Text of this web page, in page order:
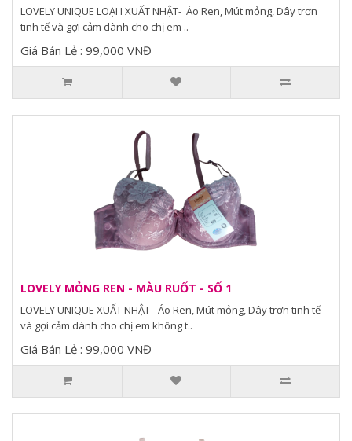
LOVELY UNIQUE LOẠI I XUẤT NHẬT- Áo Ren, Mút mỏng, Dây trơn
tinh tế và gợi cảm dành cho chị em ..
Giá Bán Lẻ : 99,000 VNĐ
LOVELY MỎNG REN - MÀU RUỐT - SỐ 1
LOVELY UNIQUE XUẤT NHẬT- Áo Ren, Mút mỏng, Dây trơn tinh tế
và gợi cảm dành cho chị em không t..
Giá Bán Lẻ : 99,000 VNĐ